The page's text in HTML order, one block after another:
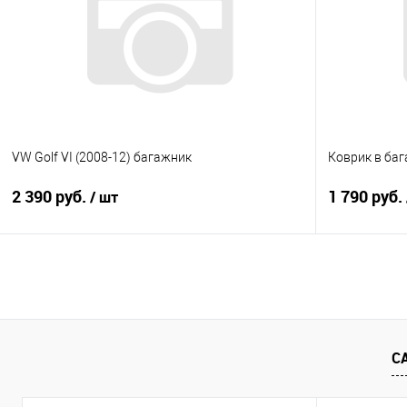
Под заказ
VW Golf VI (2008-12) багажник
2 390 руб. / шт
Купить в 1 клик
Сравнение
Коврик в
1 790 руб.
Купить в 1
В